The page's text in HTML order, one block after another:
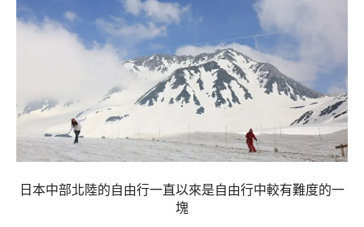
日本中部北陸的自由行一直以來是自由行中較有難度的一
塊